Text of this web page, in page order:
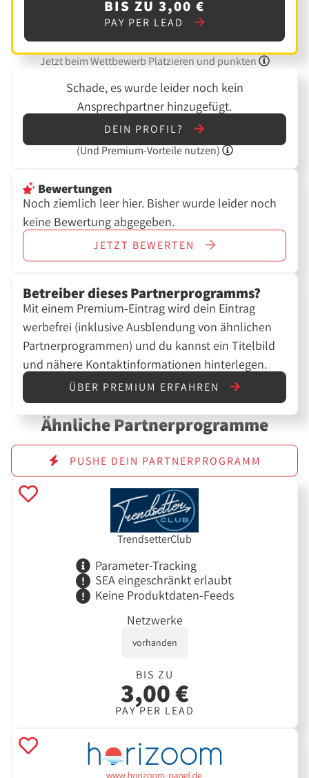
BIS ZU 3,00 €
PAY PER LEAD
Jetzt beim Wettbewerb Platzieren und punkten
Schade, es wurde leider noch kein
Ansprechpartner hinzugefügt.
DEIN PROFIL?
(UndPremium-Vorteile nutzen)
Bewertungen
Noch ziemlich leer hier. Bisher wurde leider noch
keine Bewertung abgegeben.
JETZT BEWERTEN
Betreiber dieses Partnerprogramms?
Mit einem Premium-Eintrag wird dein Eintrag
werbefrei (inklusive Ausblendung von ähnlichen
Partnerprogrammen) und du kannst ein Titelbild
und nähere Kontaktinformationen hinterlegen.
ÜBER PREMIUM ERFAHREN
Ähnliche Partnerprogramme
PUSHE DEIN PARTNERPROGRAMM
TrendsetterClub
Parameter-Tracking
SEA eingeschränkt erlaubt
Keine Produktdaten-Feeds
Netzwerke
vorhanden
BIS ZU
3,00 €
PAY PER LEAD